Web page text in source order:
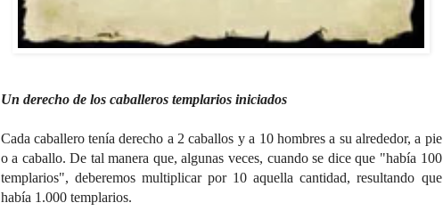
Un derecho de los caballeros templarios iniciados
Cada caballero tenía derecho a 2 caballos y a 10 hombres a su alrededor, a pie
o a caballo. De tal manera que, algunas veces, cuando se dice que "había 100
templarios", deberemos multiplicar por 10 aquella cantidad, resultando que
había 1.000 templarios.